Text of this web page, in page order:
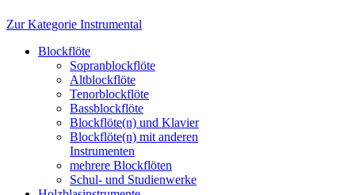
Zur Kategorie Instrumental
Blockflöte
Sopranblockflöte
Altblockflöte
Tenorblockflöte
Bassblockflöte
Blockflöte(n) und Klavier
Blockflöte(n) mit anderen
Instrumenten
mehrere Blockflöten
Schul- und Studienwerke